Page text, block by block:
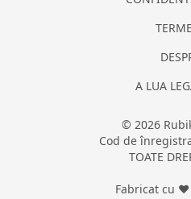
A LUA
© 2026
Cod de
TOATE
Fabricat cu